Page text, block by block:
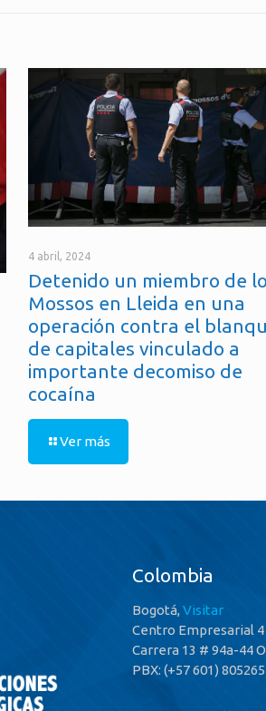
4 abril, 2024
Detenido un miembro de
Mossos en Lleida en una
operación contra el
de capitales vinculado a
importante decomiso de
cocaína
Ver más
Colombia
Bogotá,Visitar
Centro Empresarial 4
Carrera 13 # 94a-44
PBX: (+57 601)